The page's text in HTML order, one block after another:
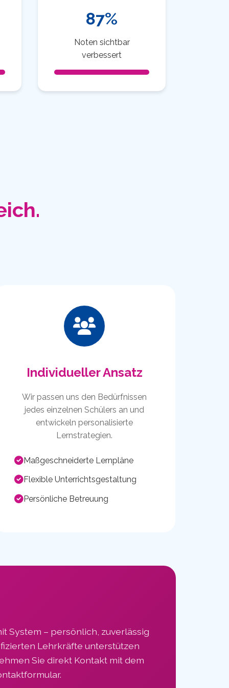
87%
Noten sichtbar
verbessert
Individueller Ansatz
Wir passen uns den Bedürfnissen
jedes einzelnen Schülers an und
entwickeln personalisierte
Lernstrategien.
Maßgeschneiderte Lernpläne
Flexible Unterrichtsgestaltung
Persönliche Betreuung
System – persönlich, zuverlässig
Lehrkräfte unterstützen
Sie direkt Kontakt mit dem